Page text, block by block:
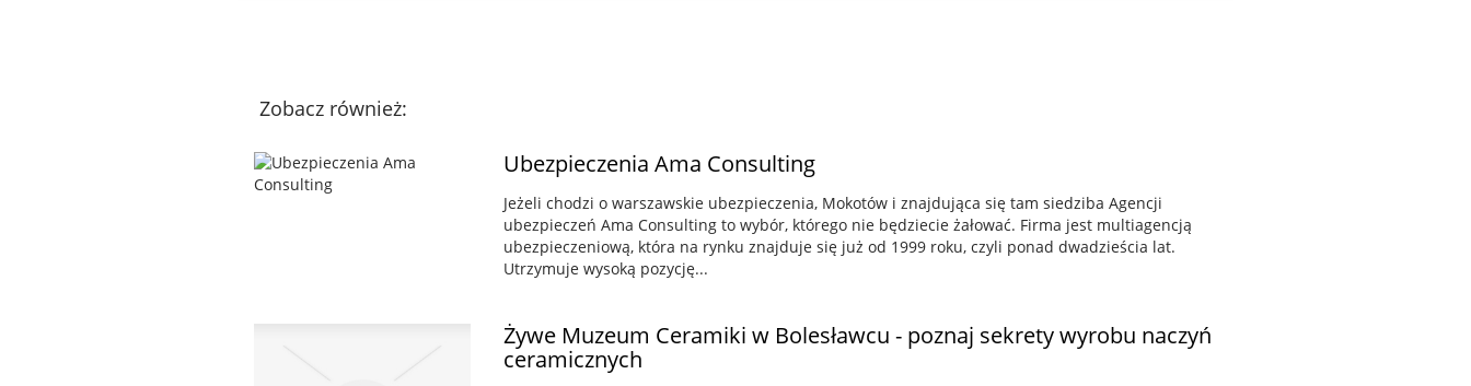
Zobacz również:
Ubezpieczenia Ama Consulting
Jeżeli chodzi o warszawskie ubezpieczenia, Mokotów i znajdująca się tam siedziba Agencji
ubezpieczeń Ama Consulting to wybór, którego nie będziecie żałować. Firma jest multiagencją
ubezpieczeniową, która na rynku znajduje się już od 1999 roku, czyli ponad dwadzieścia lat.
Utrzymuje wysoką pozycję...
Żywe Muzeum Ceramiki w Bolesławcu - poznaj sekrety wyrobu naczyń
ceramicznych